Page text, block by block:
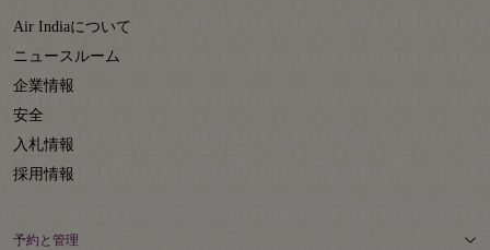
Air Indiaについて
ニュースルーム
企業情報
安全
入札情報
採用情報
予約と管理